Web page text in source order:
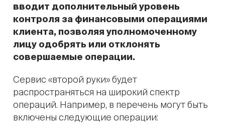
вводит дополнительный уровень
контроля за финансовыми операциями
клиента, позволяя уполномоченному
лицу одобрять или отклонять
совершаемые операции.
Сервис «второй руки» будет
распространяться на широкий спектр
операций. Например, в перечень могут быть
включены следующие операции: